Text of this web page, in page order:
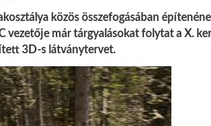
közös összefogásában
vezetője már tárgyalásokat folytat a X.
3D-s látványtervet.